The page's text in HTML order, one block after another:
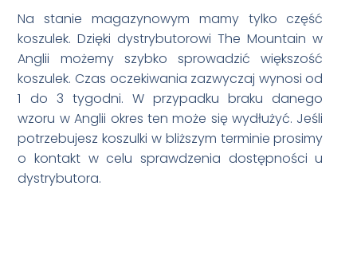
Na stanie magazynowym mamy tylko część
koszulek. Dzięki dystrybutorowi The Mountain w
Anglii możemy szybko sprowadzić większość
koszulek. Czas oczekiwania zazwyczaj wynosi od
1 do 3 tygodni. W przypadku braku danego
wzoru w Anglii okres ten może się wydłużyć. Jeśli
potrzebujesz koszulki w bliższym terminie prosimy
o kontakt w celu sprawdzenia dostępności u
dystrybutora.